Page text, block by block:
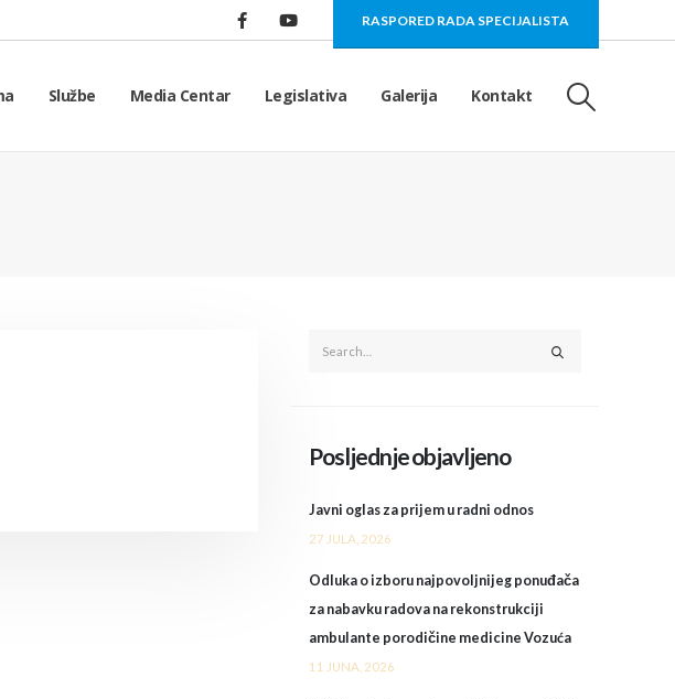
RASPORED RADA SPECIJALISTA
Službe Media Centar Legislativa Galerija Kontakt
Posljednje objavljeno
Javni oglas za prijem u radni odnos
27 JULA, 2026
Odluka o izboru najpovoljnijeg ponuđača
za nabavku radova na rekonstrukciji
ambulante porodičine medicine Vozuća
11 JUNA, 2026